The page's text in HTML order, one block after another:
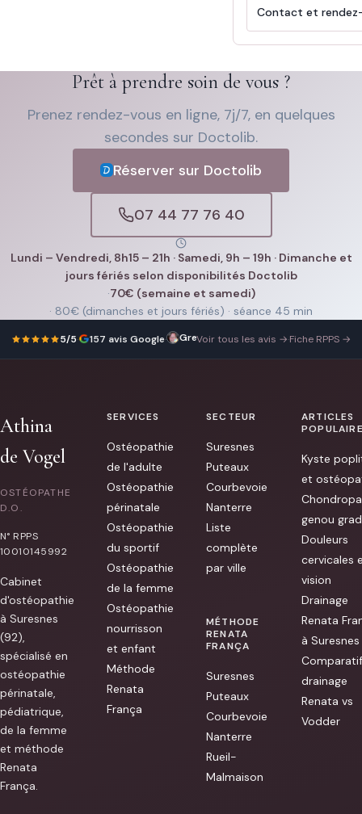
Contact et
Prêt à prendre soin de vous ?
Prenez rendez-vous en ligne, 7j/7, en quelques
secondes sur Doctolib.
Réserver sur Doctolib
07 44 77 76 40
Lundi – Vendredi, 8h15 – 21h · Samedi, 9h – 19h · Dimanche et
jours fériés selon disponibilités Doctolib
·70€ (semaine et samedi)
· 80€ (dimanches et jours fériés) · séance 45 min
5/5· 157 avis Google· Gregory Grefenstette 7 octobre 2025
I
my
ping
pong.
She
manipulated
gently
efficiently
immediately
me
mobility.
[...]
Voir tous les avis →·Fiche RPPS →
Athina
de Vogel
OSTÉOPATHE
D.O.
N° RPPS
10010145992
Cabinet
d'ostéopathie
à Suresnes
(92),
spécialisé en
ostéopathie
périnatale,
pédiatrique,
de la femme
et méthode
Renata
França.
SERVICES
Ostéopathie
de l'adulte
Ostéopathie
périnatale
Ostéopathie
du sportif
Ostéopathie
de la femme
Ostéopathie
nourrisson
et enfant
Méthode
Renata
França
SECTEUR
Suresnes
Puteaux
Courbevoie
Nanterre
Liste
complète
par ville
MÉTHODE
RENATA
FRANÇA
Suresnes
Puteaux
Courbevoie
Nanterre
Rueil-
Malmaison
ARTICLES
Kyste
et
genou
Douleurs
cervicales
vision
Drainage
Renata
à Suresnes
Comparatif
drainage
Renata vs
Vodder